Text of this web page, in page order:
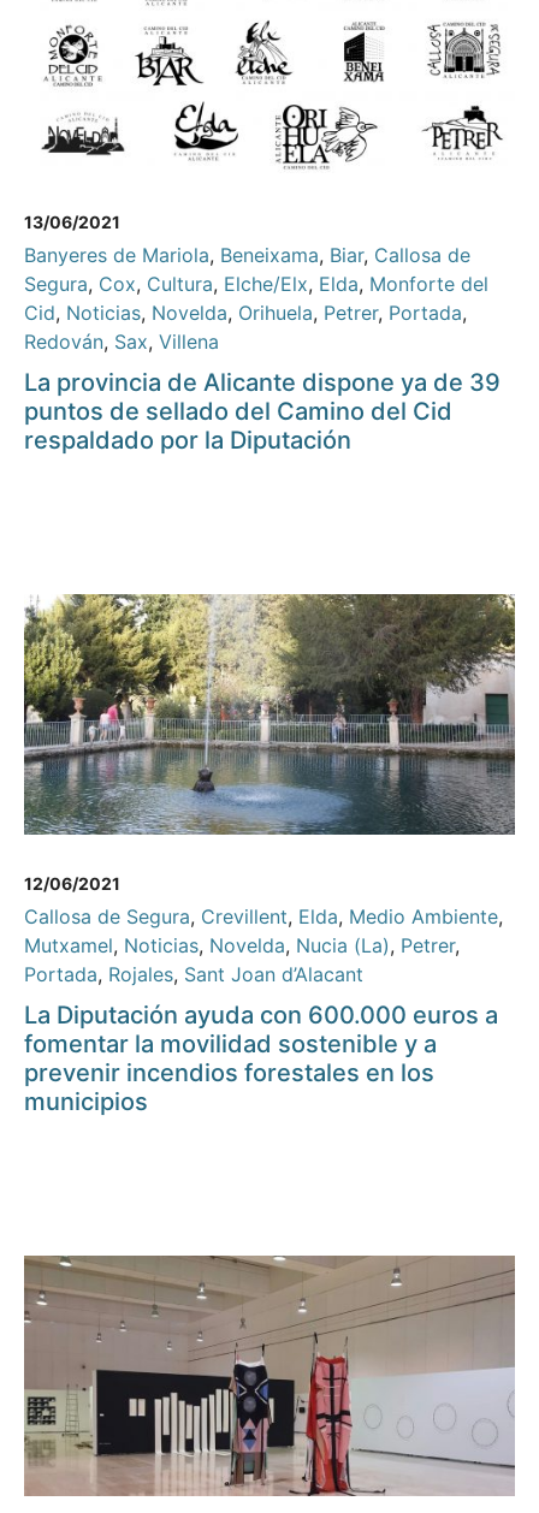
13/06/2021
Banyeres de Mariola, Beneixama, Biar, Callosa de
Segura, Cox, Cultura, Elche/Elx, Elda, Monforte del
Cid, Noticias, Novelda, Orihuela, Petrer, Portada,
Redován, Sax, Villena
La provincia de Alicante dispone ya de 39
puntos de sellado del Camino del Cid
respaldado por la Diputación
12/06/2021
Callosa de Segura, Crevillent, Elda, Medio Ambiente,
Mutxamel, Noticias, Novelda, Nucia (La), Petrer,
Portada, Rojales, Sant Joan d’Alacant
La Diputación ayuda con 600.000 euros a
fomentar la movilidad sostenible y a
prevenir incendios forestales en los
municipios